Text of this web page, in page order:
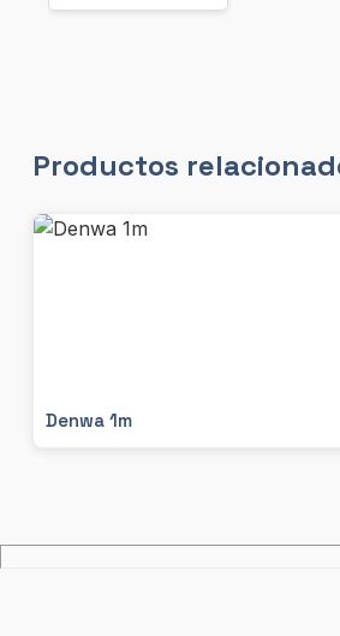
Productos
Denwa 1m